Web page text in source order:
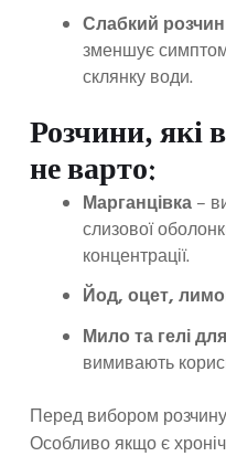
Слабкий
зменшує
склянку води.
Розчини, які
не варто:
Марганцівка–
слизової
концентрації.
Йод, оцет,
Мило та гелі
вимивають
Перед вибором
Особливо якщо є